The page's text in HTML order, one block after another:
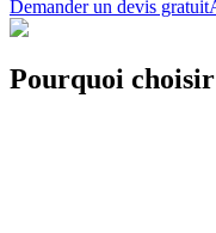
Demander un devis gratuit
Pourquoi choisir